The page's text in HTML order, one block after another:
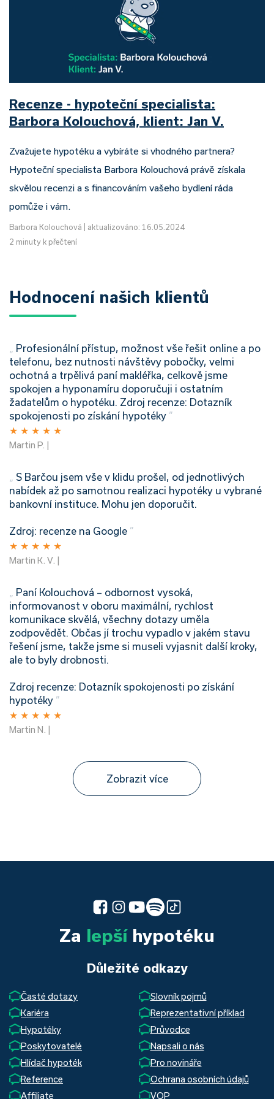
Recenze - hypoteční specialista:
Barbora Kolouchová, klient: Jan V.
Zvažujete hypotéku a vybíráte si vhodného partnera?
Hypoteční specialista Barbora Kolouchová právě získala
skvělou recenzi a s financováním vašeho bydlení ráda
pomůže i vám.
Barbora Kolouchová
aktualizováno: 16.05.2024
2 minuty k přečtení
Hodnocení našich klientů
„ Profesionální přístup, možnost vše řešit online a po
telefonu, bez nutnosti návštěvy pobočky, velmi
ochotná a trpělivá paní makléřka, celkově jsme
spokojen a hyponamíru doporučuji i ostatním
žadatelům o hypotéku. Zdroj recenze: Dotazník
spokojenosti po získání hypotéky ”
★ ★ ★ ★ ★
Martin P. |
„ S Barčou jsem vše v klidu prošel, od jednotlivých
nabídek až po samotnou realizaci hypotéky u vybrané
bankovní instituce. Mohu jen doporučit.
Zdroj: recenze na Google ”
★ ★ ★ ★ ★
Martin K. V. |
„ Paní Kolouchová – odbornost vysoká,
informovanost v oboru maximální, rychlost
komunikace skvělá, všechny dotazy uměla
zodpovědět. Občas jí trochu vypadlo v jakém stavu
řešení jsme, takže jsme si museli vyjasnit další kroky,
ale to byly drobnosti.
Zdroj recenze: Dotazník spokojenosti po získání
hypotéky ”
★ ★ ★ ★ ★
Martin N. |
Zobrazit více
Za lepšíhypotéku
Důležité odkazy
Časté dotazy
Slovník pojmů
Kariéra
Reprezentativní příklad
Hypotéky
Průvodce
Poskytovatelé
Napsali o nás
Hlídač hypoték
Pro novináře
Reference
Ochrana osobních údajů
Affiliate
VOP